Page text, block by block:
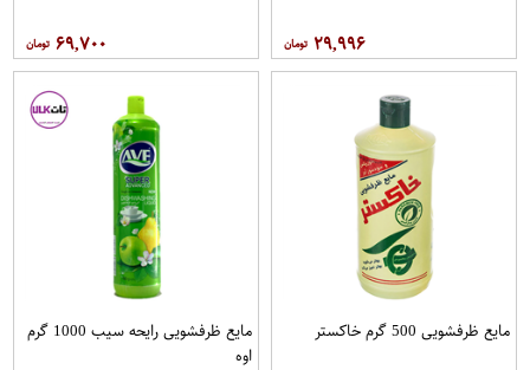
۲۹,۹۹۶ ۶۹,۷۰۰
مایع ظرفشویی 500 گرم خاکستر
مایع ظرفشویی رایحه سیب 1000 گرم
اوه